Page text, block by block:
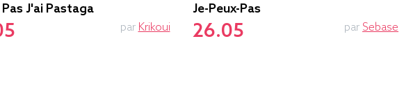
J'ai Pastaga
par Krikoui
Je-Peux-Pas
26.05 par Sebase